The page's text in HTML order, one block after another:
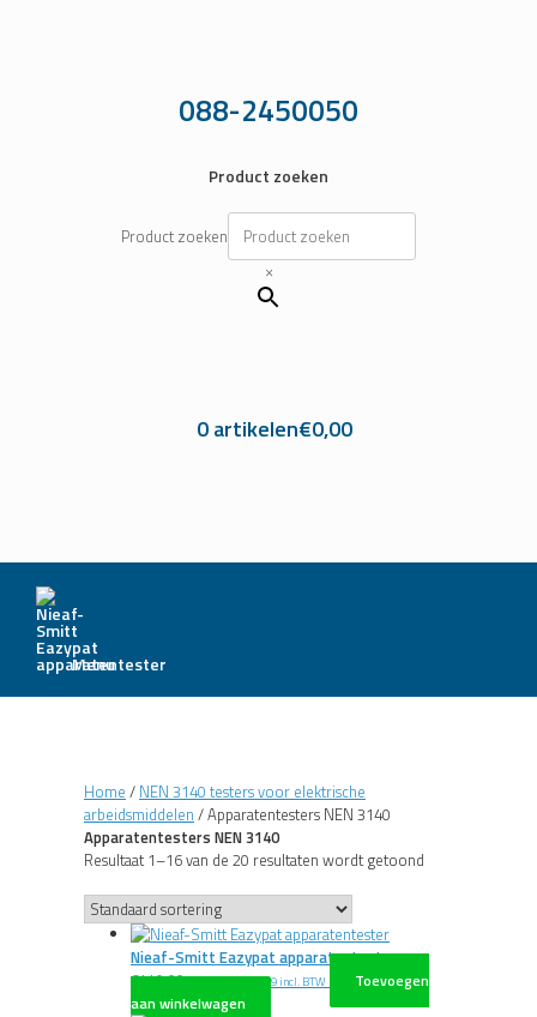
088-2450050
Product zoeken
Product zoeken
×
0 artikelen€0,00
Menu
Home / NEN 3140 testers voor elektrische
arbeidsmiddelen / Apparatentesters NEN 3140
Apparatentesters NEN 3140
Resultaat 1–16 van de 20 resultaten wordt getoond
Nieaf-Smitt Eazypat apparatentester
€449,00 excl. BTW€543,29 incl. BTW
Toevoegen
aan winkelwagen